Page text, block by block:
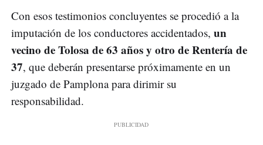
Con esos testimonios concluyentes se procedió a la
imputación de los conductores accidentados, un
vecino de Tolosa de 63 años y otro de Rentería de
37, que deberán presentarse próximamente en un
juzgado de Pamplona para dirimir su
responsabilidad.